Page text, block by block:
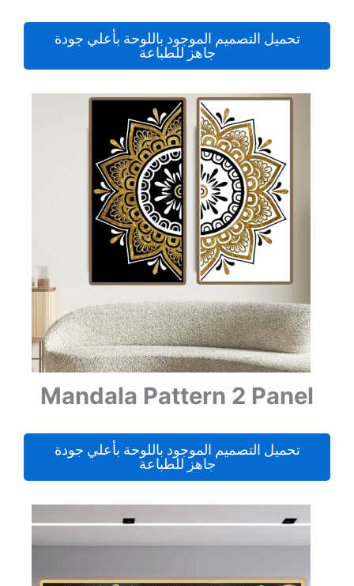
تحميل التصميم الموجود باللوحة بأعلي جودة
جاهز للطباعة
Mandala Pattern 2 Panel
تحميل التصميم الموجود باللوحة بأعلي جودة
جاهز للطباعة